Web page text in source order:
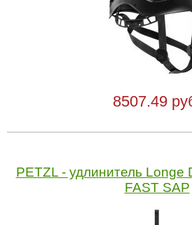
8507.49
PETZL - удлинитель Longe
FAST SAP